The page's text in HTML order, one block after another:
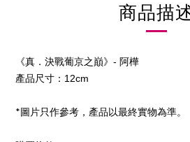
商品描
《真．決戰葡京之巔》- 阿樺
產品尺寸：12cm
*圖片只作參考，產品以最終實物為準。